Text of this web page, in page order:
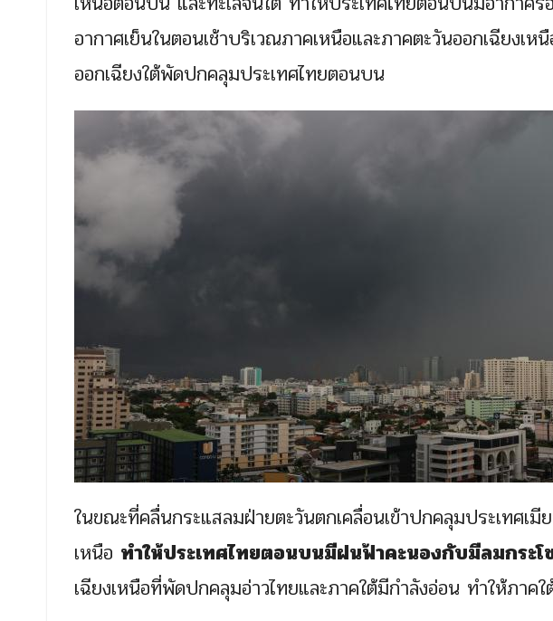
อากาศเย็นในตอนเช้าบริเวณภาคเหนือและภาคตะวันออกเฉียง
ออกเฉียงใต้พัดปกคลุมประเทศไทยตอนบน
ในขณะที่คลื่นกระแสลมฝ่ายตะวันตกเคลื่อนเข้าปกคลุมประเทศเ
เหนือ ทำให้ประเทศไทยตอนบนมีฝนฟ้าคะนองกับมีลมกระโ
เฉียงเหนือที่พัดปกคลุมอ่าวไทยและภาคใต้มีกำลังอ่อน ทำให้ภาค